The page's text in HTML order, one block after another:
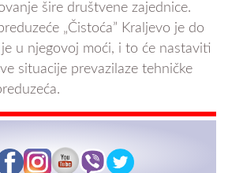
šire društvene zajednice.
„Čistoća” Kraljevo je do
u njegovoj moći, i to će nastaviti
situacije prevazilaze tehničke